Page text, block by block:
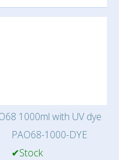
1000ml with UV dye
PAO68-1000-DYE
✔Stock